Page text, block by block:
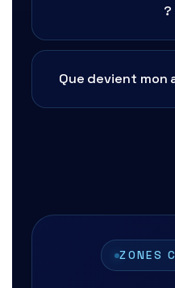
?
Que devient mon
ZONES